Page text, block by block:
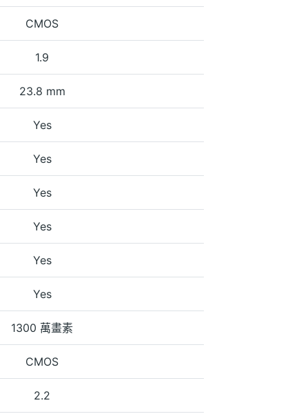
CMOS
1.9
23.8 mm
Yes
Yes
Yes
Yes
Yes
Yes
1300 萬畫素
CMOS
2.2